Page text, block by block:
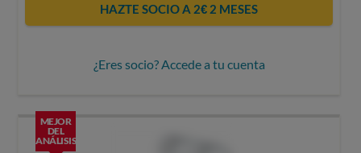
HAZTE SOCIO A 2€ 2 MESES
¿Eres socio? Accede a tu cuenta
MEJOR
DEL
ANÁLISIS